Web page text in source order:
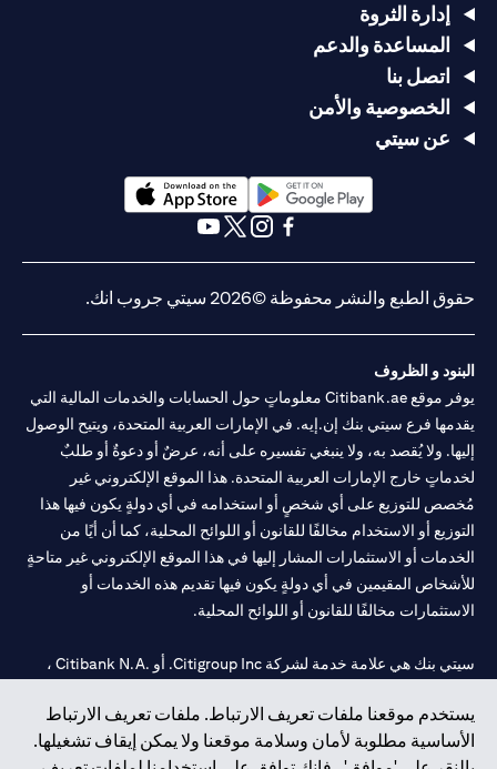
يستخدم موقعنا ملفات تعريف الارتباط. ملفات تعريف الارتباط
الأساسية مطلوبة لأمان وسلامة موقعنا ولا يمكن إيقاف تشغيلها.
إدارة الثروة
المساعدة والدعم
اتصل بنا
الخصوصية والأمن
عن سيتي
opens in a new tab
opens in a new tab
حقوق الطبع والنشر محفوظة ©2026 سيتي جروب انك.
البنود و الظروف
يوفر موقع Citibank.ae معلوماتٍ حول الحسابات والخدمات المالية التي
يقدمها فرع سيتي بنك إن.إيه. في الإمارات العربية المتحدة، ويتيح الوصول
إليها. ولا يُقصد به، ولا ينبغي تفسيره على أنه، عرضٌ أو دعوةٌ أو طلبٌ
لخدماتٍ خارج الإمارات العربية المتحدة. هذا الموقع الإلكتروني غير
مُخصص للتوزيع على أي شخصٍ أو استخدامه في أي دولةٍ يكون فيها هذا
التوزيع أو الاستخدام مخالفًا للقانون أو اللوائح المحلية، كما أن أيًا من
الخدمات أو الاستثمارات المشار إليها في هذا الموقع الإلكتروني غير متاحةٍ
للأشخاص المقيمين في أي دولةٍ يكون فيها تقديم هذه الخدمات أو
الاستثمارات مخالفًا للقانون أو اللوائح المحلية.
سيتي بنك هي علامة خدمة لشركة Citigroup Inc. أو .Citibank N.A ،
سيتي بنك إن. إيه. الإمارات مسجل لدى مصرف الإمارات المركزي تحت